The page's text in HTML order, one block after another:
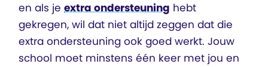
en als jeextra ondersteuning hebt
gekregen, wil dat niet altijd zeggen dat die
extra ondersteuning ook goed werkt. Jouw
school moet minstens één keer met jou en